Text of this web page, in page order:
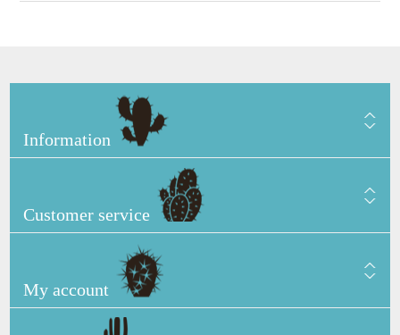
Information
Customer service
My account